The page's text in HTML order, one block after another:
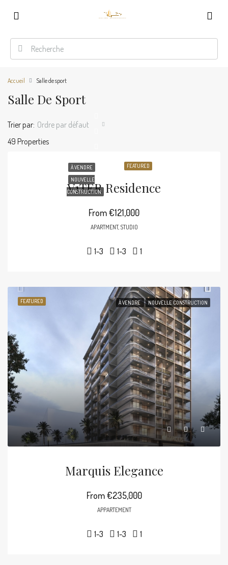
Accueil Salle de sport
Salle De Sport
49 Properties
Trier par: Ordre par défaut
FEATURED
À VENDRE
NOUVELLE
CONSTRUCTION
V1TER Residence
From€121,000
APARTMENT, STUDIO
1-3 1-3 1
FEATURED À VENDRE NOUVELLE CONSTRUCTION
Marquis Elegance
From€235,000
APPARTEMENT
1-3 1-3 1